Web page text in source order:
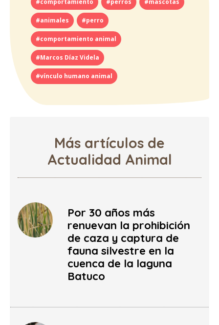
#comportamiento #perros #mascotas
#animales #perro
#comportamiento animal
#Marcos Díaz Videla
#vínculo humano animal
Más artículos de
Actualidad Animal
Por 30 años más
renuevan la prohibición
de caza y captura de
fauna silvestre en la
cuenca de la laguna
Batuco